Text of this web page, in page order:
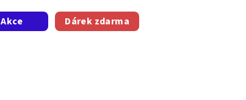
z
5
Akce Dárek zdarma